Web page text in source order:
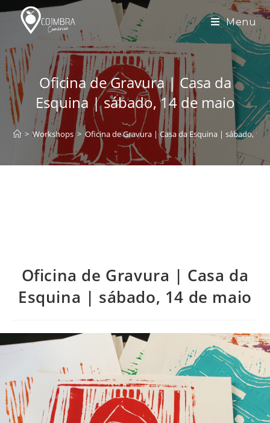
content
Menu
Oficina de Gravura | Casa da
Esquina | sábado, 14 de maio
> Workshops > Oficina de Gravura | Casa da Esquina | sábado, 14
Oficina de Gravura | Casa da
Esquina | sábado, 14 de maio